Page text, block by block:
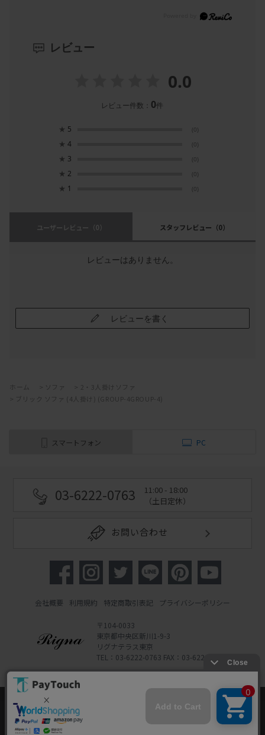
レビュー
0.0
レビュー件数： 0件
★ 5 (0)
★ 4 (0)
★ 3 (0)
★ 2 (0)
★ 1 (0)
ユーザーレビュー （0） スタッフレビュー （0）
レビューはありません。
レビューを書く
ホーム ソファ
2・3人掛けソファ
ブリック ソファ (4人掛け) (GROUP-4GROUP-4)
スマートフォン PC
03-6222-0763
11:00 - 18:00
（土日定休）
お問い合わせ
会社概要 利用規約 特定商取引表記 プライバシーポリシー
〒104-0033
東京都中央区新川1-9-3
リグナテラス東京
TEL：03-6222-0763 FAX：03-6222-0762
Powered by Watahan Partners Co., Ltd.
当ウェブサイトでは、お客様により良いサービス
をご提供するため、クッキーを利用しています。
サイト利用を継続することにより、クッキーの使
同意する